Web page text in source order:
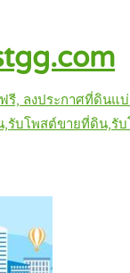
รี, ลงประกาศที่ดิน
,รับโพสต์ขายที่ดิน,